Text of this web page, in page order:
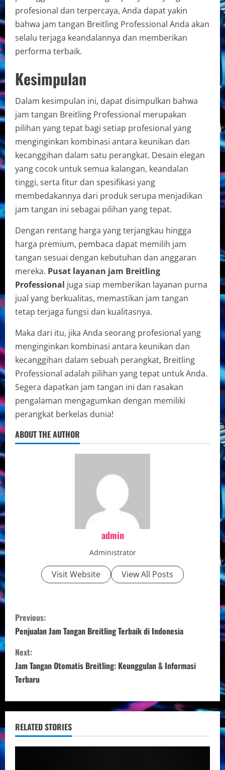
profesional dan terpercaya, Anda dapat yakin
bahwa jam tangan Breitling Professional Anda akan
selalu terjaga keandalannya dan memberikan
performa terbaik.
Kesimpulan
Dalam kesimpulan ini, dapat disimpulkan bahwa
jam tangan Breitling Professional merupakan
pilihan yang tepat bagi setiap profesional yang
menginginkan kombinasi antara keunikan dan
kecanggihan dalam satu perangkat. Desain elegan
yang cocok untuk semua kalangan, keandalan
tinggi, serta fitur dan spesifikasi yang
membedakannya dari produk serupa menjadikan
jam tangan ini sebagai pilihan yang tepat.
Dengan rentang harga yang terjangkau hingga
harga premium, pembaca dapat memilih jam
tangan sesuai dengan kebutuhan dan anggaran
mereka. Pusat layanan jam Breitling
Professional juga siap memberikan layanan purna
jual yang berkualitas, memastikan jam tangan
tetap terjaga fungsi dan kualitasnya.
Maka dari itu, jika Anda seorang profesional yang
menginginkan kombinasi antara keunikan dan
kecanggihan dalam sebuah perangkat, Breitling
Professional adalah pilihan yang tepat untuk Anda.
Segera dapatkan jam tangan ini dan rasakan
pengalaman mengagumkan dengan memiliki
perangkat berkelas dunia!
ABOUT THE AUTHOR
admin
Administrator
Visit Website View All Posts
C
o
n
t
i
n
u
Previous:
Penjualan Jam Tangan Breitling Terbaik di Indonesia
Next:
Jam Tangan Otomatis Breitling: Keunggulan & Informasi
Terbaru
RELATED STORIES